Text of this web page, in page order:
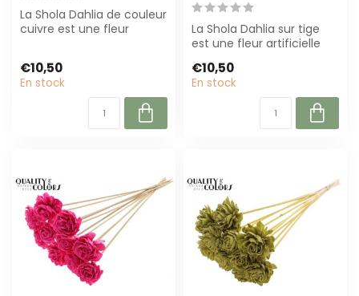
La Shola Dahlia de couleur
cuivre est une fleur
€10,50
En stock
La Shola Dahlia sur tige
est une fleur artificielle
entretie...
€10,50
En stock